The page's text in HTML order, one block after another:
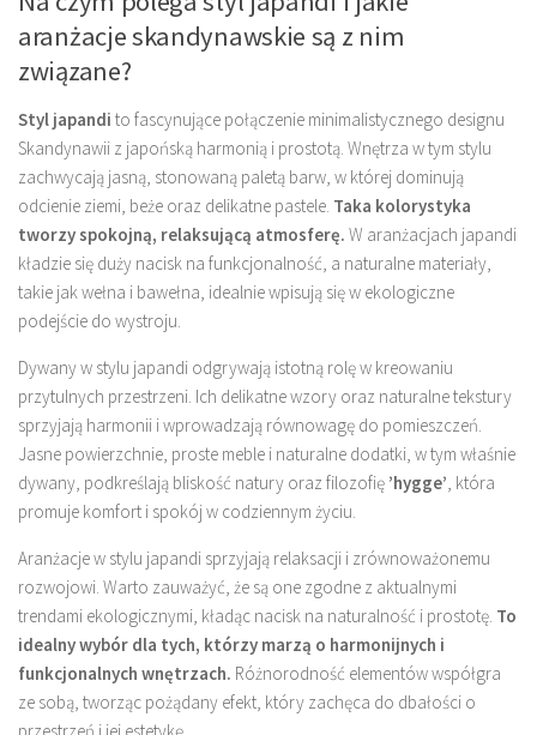
aranżacje skandynawskie są z nim
związane?
Styl japandi to fascynujące połączenie minimalistycznego designu
Skandynawii z japońską harmonią i prostotą. Wnętrza w tym stylu
zachwycają jasną, stonowaną paletą barw, w której dominują
odcienie ziemi, beże oraz delikatne pastele. Taka kolorystyka
tworzy spokojną, relaksującą atmosferę. W aranżacjach japandi
kładzie się duży nacisk na funkcjonalność, a naturalne materiały,
takie jak wełna i bawełna, idealnie wpisują się w ekologiczne
podejście do wystroju.
Dywany w stylu japandi odgrywają istotną rolę w kreowaniu
przytulnych przestrzeni. Ich delikatne wzory oraz naturalne tekstury
sprzyjają harmonii i wprowadzają równowagę do pomieszczeń.
Jasne powierzchnie, proste meble i naturalne dodatki, w tym właśnie
dywany, podkreślają bliskość natury oraz filozofię ’hygge’, która
promuje komfort i spokój w codziennym życiu.
Aranżacje w stylu japandi sprzyjają relaksacji i zrównoważonemu
rozwojowi. Warto zauważyć, że są one zgodne z aktualnymi
trendami ekologicznymi, kładąc nacisk na naturalność i prostotę. To
idealny wybór dla tych, którzy marzą o harmonijnych i
funkcjonalnych wnętrzach. Różnorodność elementów współgra
ze sobą, tworząc pożądany efekt, który zachęca do dbałości o